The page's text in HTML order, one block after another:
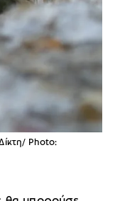
Photo: